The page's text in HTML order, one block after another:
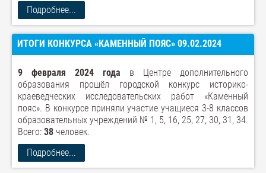
Подробнее...
ИТОГИ КОНКУРСА «КАМЕННЫЙ ПОЯС» 09.02.2024
9 февраля 2024 года в Центре дополнительного
образования прошёл городской конкурс историко-
краеведческих исследовательских работ «Каменный
пояс». В конкурсе приняли участие учащиеся 3-8 классов
образовательных учреждений № 1, 5, 16, 25, 27, 30, 31, 34.
Всего: 38 человек.
Подробнее...